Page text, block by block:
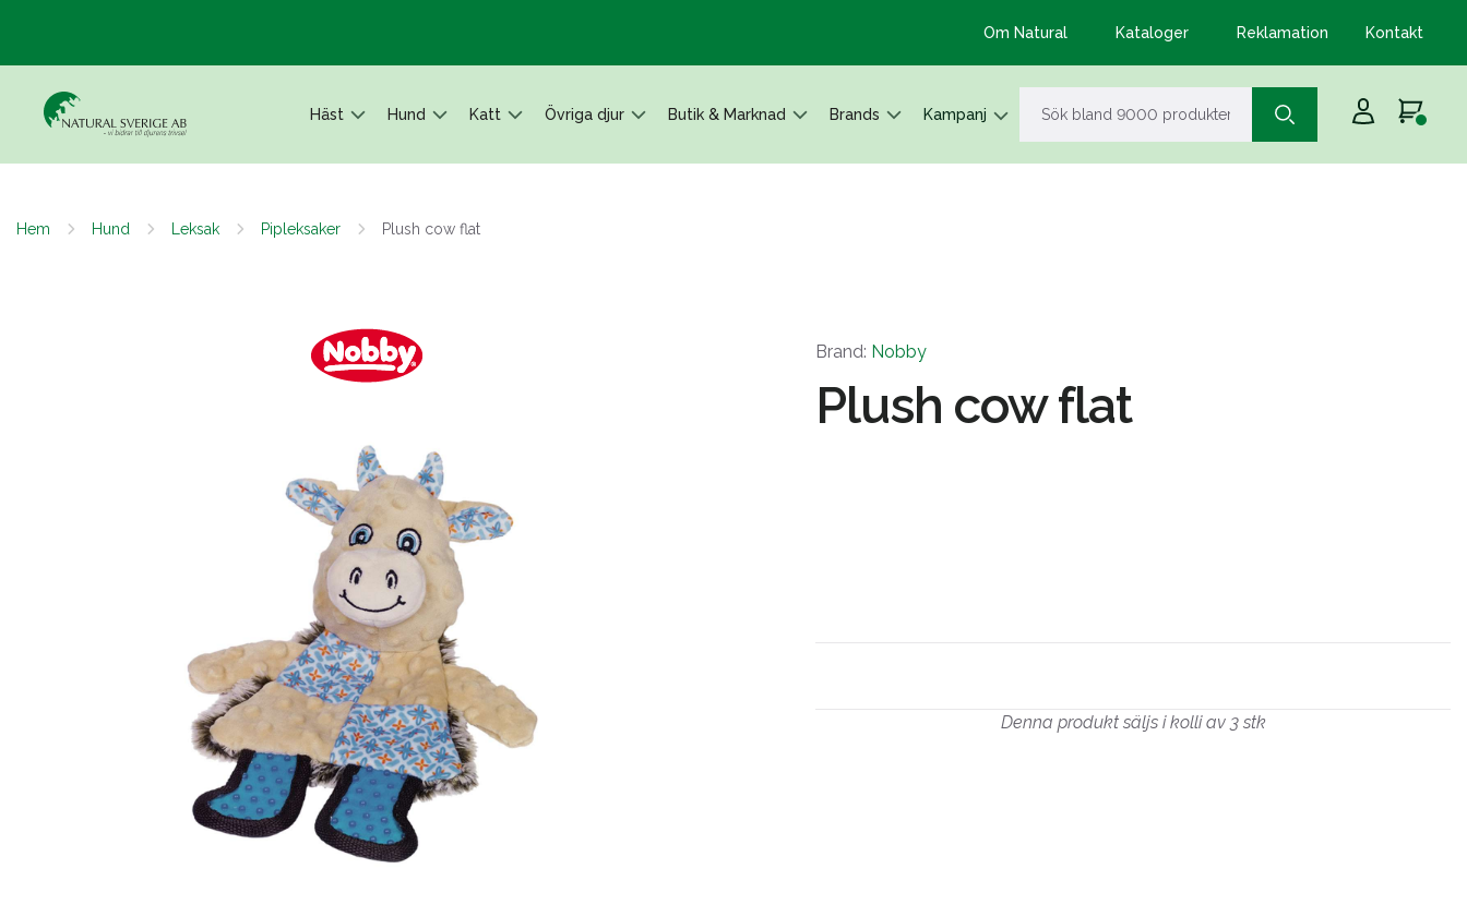
Om Natural Kataloger Reklamation Kontakt
Häst Hund Katt Övriga djur Butik & Marknad Brands Kampanj
Hem Hund Leksak Pipleksaker Plush cow flat
Brand: Nobby
Plush cow flat
Denna produkt säljs i kolli av 3 stk